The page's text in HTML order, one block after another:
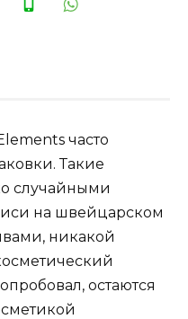
часто
Такие
случайными
на швейцарском
никакой
остаются